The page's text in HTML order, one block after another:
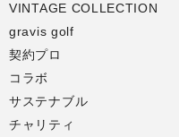
VINTAGE COLLECTION
gravis golf
契約プロ
コラボ
サステナブル
チャリティ